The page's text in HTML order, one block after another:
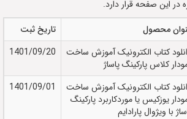
در این صفحه قرار دارد.
محصول
تاریخ ثبت
کتاب الکترونيک آموزش ساخت
کلاس پارکینگ پاساژ
1401/09/20
کتاب الکترونيک آموزش ساخت
یوزکیس یا موردکاربرد پارکینگ
با ویژوال پارادایم
1401/09/01